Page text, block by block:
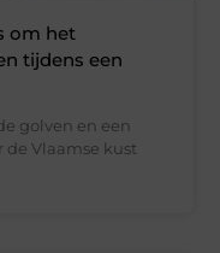
om het
tijdens een
golven en een
de Vlaamse kust